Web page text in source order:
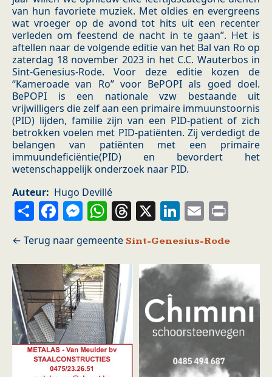
van hun favoriete muziek. Met oldies en evergreens
wat vroeger op de avond tot hits uit een recenter
verleden om feestend de nacht in te gaan”. Het is
aftellen naar de volgende editie van het Bal van Ro op
zaterdag 18 november 2023 in het C.C. Wauterbos in
Sint-Genesius-Rode. Voor deze editie kozen de
“Kameroade van Ro” voor BePOPI als goed doel.
BePOPI is een nationale vzw bestaande uit
vrijwilligers die zelf aan een primaire immuunstoornis
(PID) lijden, familie zijn van een PID-patient of zich
betrokken voelen met PID-patiënten. Zij verdedigt de
belangen van patiënten met een primaire
immuundeficiëntie(PID) en bevordert het
wetenschappelijk onderzoek naar PID.
Auteur
Hugo Devillé
ShareFacebook
Messenger
WhatsApp
Threads
X LinkedIn
Email
Sint-Genesius-Rode